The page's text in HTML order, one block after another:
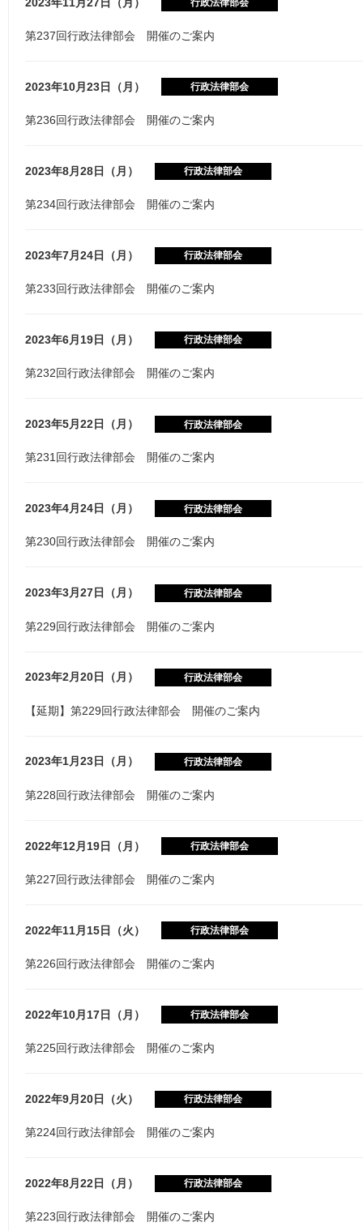
行政法律部会
第237回行政法律部会 開催のご案内
2023年10月23日（月） 行政法律部会
第236回行政法律部会 開催のご案内
2023年8月28日（月） 行政法律部会
第234回行政法律部会 開催のご案内
2023年7月24日（月） 行政法律部会
第233回行政法律部会 開催のご案内
2023年6月19日（月） 行政法律部会
第232回行政法律部会 開催のご案内
2023年5月22日（月） 行政法律部会
第231回行政法律部会 開催のご案内
2023年4月24日（月） 行政法律部会
第230回行政法律部会 開催のご案内
2023年3月27日（月） 行政法律部会
第229回行政法律部会 開催のご案内
2023年2月20日（月） 行政法律部会
【延期】第229回行政法律部会 開催のご案内
2023年1月23日（月） 行政法律部会
第228回行政法律部会 開催のご案内
2022年12月19日（月） 行政法律部会
第227回行政法律部会 開催のご案内
2022年11月15日（火） 行政法律部会
第226回行政法律部会 開催のご案内
2022年10月17日（月） 行政法律部会
第225回行政法律部会 開催のご案内
2022年9月20日（火） 行政法律部会
第224回行政法律部会 開催のご案内
2022年8月22日（月） 行政法律部会
第223回行政法律部会 開催のご案内